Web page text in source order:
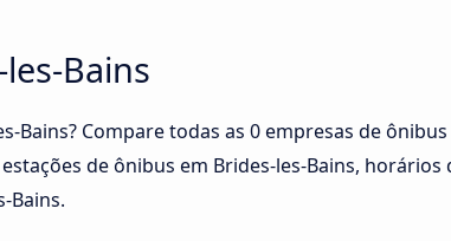
Bains
Compare todas as 0 empresas de
de ônibus em Brides-les-Bains, horários
Bains.